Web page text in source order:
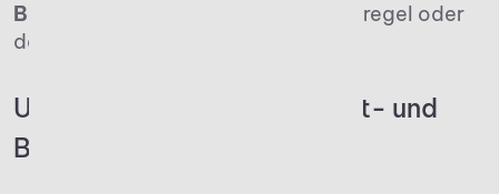
Bedingungen
, wie der Lohnsummenregel oder
der Behaltensfrist.
Unterschied zwischen Privat- und
Betriebsvermögen